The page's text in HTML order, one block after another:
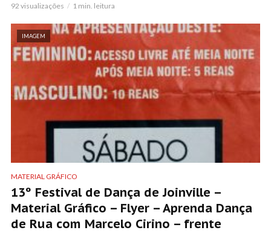
92 visualizações 1 min. leitura
IMAGEM
MATERIAL GRÁFICO
13º Festival de Dança de Joinville –
Material Gráfico – Flyer – Aprenda Dança
de Rua com Marcelo Cirino – frente